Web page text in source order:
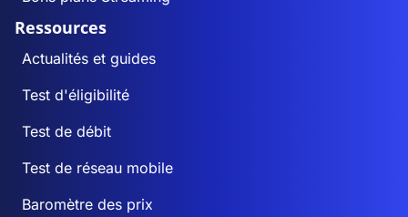
Ressources
Actualités et guides
Test d'éligibilité
Test de débit
Test de réseau mobile
Baromètre des prix